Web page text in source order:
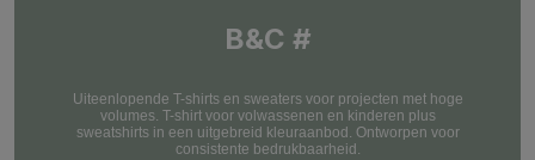
B&C #
Uiteenlopende T-shirts en sweaters voor projecten met hoge
volumes. T-shirt voor volwassenen en kinderen plus
sweatshirts in een uitgebreid kleuraanbod. Ontworpen voor
consistente bedrukbaarheid.